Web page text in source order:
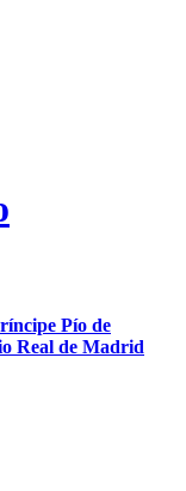
Pío de
Real de Madrid